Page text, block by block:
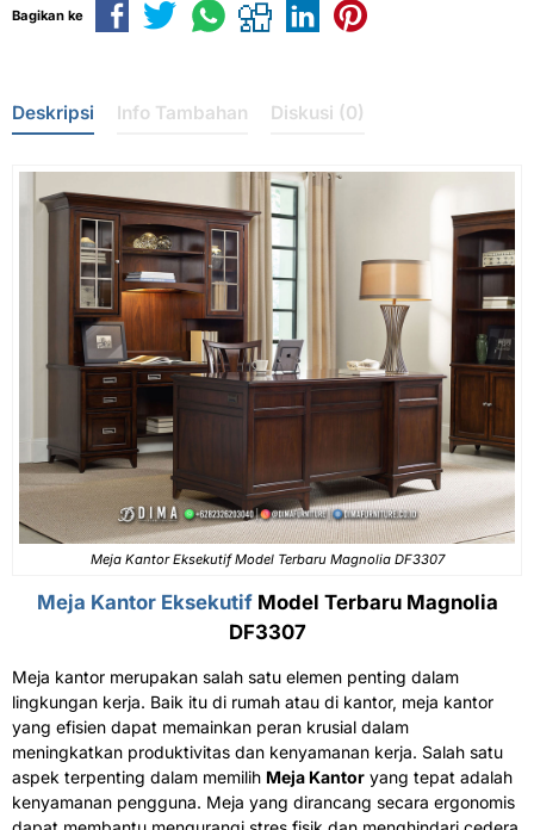
Bagikan ke
Deskripsi Info Tambahan Diskusi (0)
Meja Kantor Eksekutif Model Terbaru Magnolia DF3307
Meja Kantor EksekutifModel Terbaru Magnolia
DF3307
Meja kantor merupakan salah satu elemen penting dalam
lingkungan kerja. Baik itu di rumah atau di kantor, meja kantor
yang efisien dapat memainkan peran krusial dalam
meningkatkan produktivitas dan kenyamanan kerja. Salah satu
aspek terpenting dalam memilih Meja Kantor yang tepat adalah
kenyamanan pengguna. Meja yang dirancang secara ergonomis